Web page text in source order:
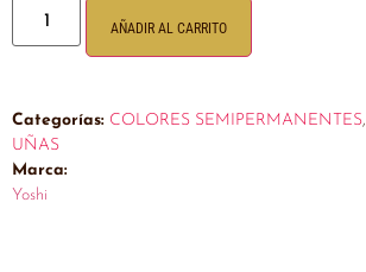
AÑADIR AL CARRITO
Categorías: COLORES SEMIPERMANENTES,
UÑAS
Marca:
Yoshi